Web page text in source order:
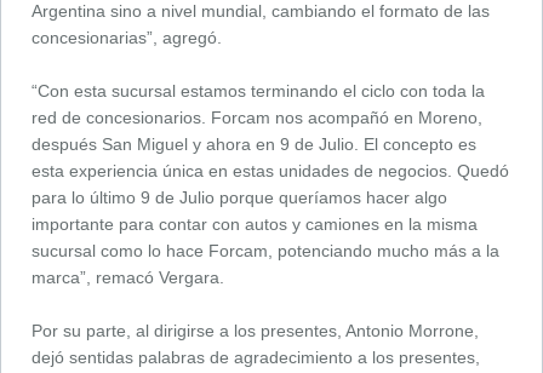
Argentina sino a nivel mundial, cambiando el formato de las
concesionarias”, agregó.
“Con esta sucursal estamos terminando el ciclo con toda la
red de concesionarios. Forcam nos acompañó en Moreno,
después San Miguel y ahora en 9 de Julio. El concepto es
esta experiencia única en estas unidades de negocios. Quedó
para lo último 9 de Julio porque queríamos hacer algo
importante para contar con autos y camiones en la misma
sucursal como lo hace Forcam, potenciando mucho más a la
marca”, remacó Vergara.
Por su parte, al dirigirse a los presentes, Antonio Morrone,
dejó sentidas palabras de agradecimiento a los presentes,